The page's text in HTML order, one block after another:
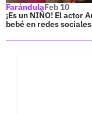
FarándulaFeb 10
¡Es un NIÑO! El actor
bebé en redes sociales